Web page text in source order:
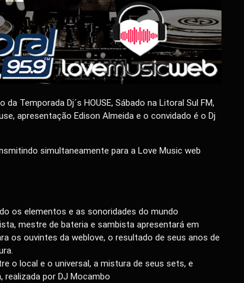
Temporada Dj´s HOUSE, Sábado na Litoral Sul FM,
apresentação Edison Almeida e o convidado é o Dj
simultaneamente para a Love Music web
os elementos e as sonoridades do mundo
mestre de bateria e sambista apresentará em
os ouvintes da weblove, o resultado de seus anos de
o local e o universal, a mistura de seus sets, e
por DJ Mocambo